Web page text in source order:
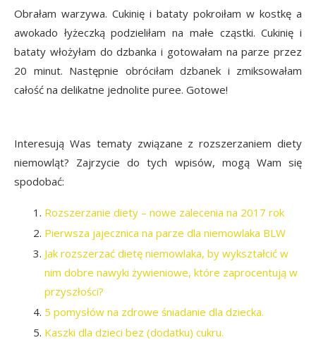
Obrałam warzywa. Cukinię i bataty pokroiłam w kostkę a
awokado łyżeczką podzieliłam na małe cząstki. Cukinię i
bataty włożyłam do dzbanka i gotowałam na parze przez
20 minut. Następnie obróciłam dzbanek i zmiksowałam
całość na delikatne jednolite puree. Gotowe!
Interesują Was tematy związane z rozszerzaniem diety
niemowląt? Zajrzycie do tych wpisów, mogą Wam się
spodobać:
Rozszerzanie diety – nowe zalecenia na 2017 rok
Pierwsza jajecznica na parze dla niemowlaka BLW
Jak rozszerzać dietę niemowlaka, by wykształcić w
nim dobre nawyki żywieniowe, które zaprocentują w
przyszłości?
5 pomysłów na zdrowe śniadanie dla dziecka.
Kaszki dla dzieci bez (dodatku) cukru.